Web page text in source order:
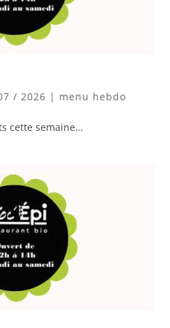
/ 2026 | menu hebdo
cette semaine…